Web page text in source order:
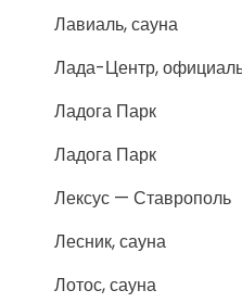
Лавиаль, сауна
Лада-Центр,
Ладога Парк
Ладога Парк
Лексус — Ставрополь
Лесник, сауна
Лотос, сауна